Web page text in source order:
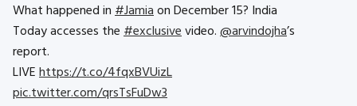
What happened in#Jamiaon December 15? India
Today accesses the#exclusivevideo.@arvindojha’s
report.
LIVEhttps://t.co/4fqxBVUizL
pic.twitter.com/qrsTsFuDw3